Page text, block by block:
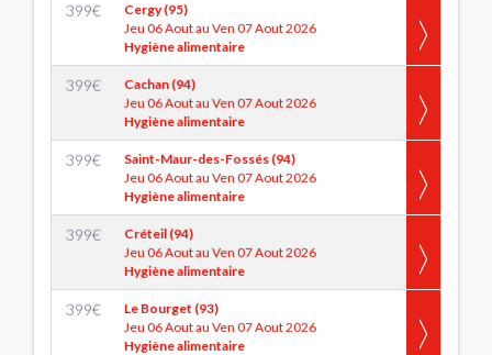
399€
Cergy (95)
Jeu 06 Aout au Ven 07 Aout 2026
Hygiène alimentaire
399€
Cachan (94)
Jeu 06 Aout au Ven 07 Aout 2026
Hygiène alimentaire
399€
Saint-Maur-des-Fossés (94)
Jeu 06 Aout au Ven 07 Aout 2026
Hygiène alimentaire
399€
Créteil (94)
Jeu 06 Aout au Ven 07 Aout 2026
Hygiène alimentaire
399€
Le Bourget (93)
Jeu 06 Aout au Ven 07 Aout 2026
Hygiène alimentaire